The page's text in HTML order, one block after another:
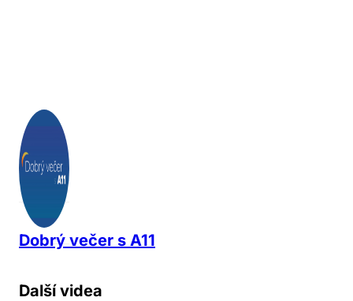
Dobrý večer s A11
Další videa